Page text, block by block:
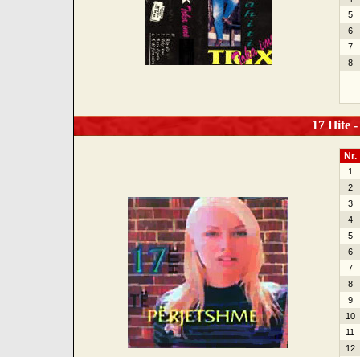
5
6
7
8
17 Hite
Nr.
1
2
3
4
5
6
7
8
9
10
11
12